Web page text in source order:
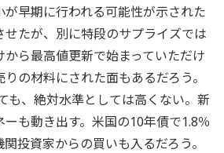
早期に行われる可能性が示された
せたが、別に特段のサプライズでは
ら最高値更新で始まっていただけ
の材料にされた面もあるだろう。
も、絶対水準としては高くない。新
も動き出す。米国の10年債で1.8％
投資家からの買いも入るだろう。